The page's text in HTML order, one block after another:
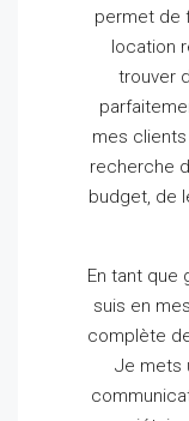
permet de
location
trouver
mes
recherche
budget, de
En tant que
suis en
complète
Je mets